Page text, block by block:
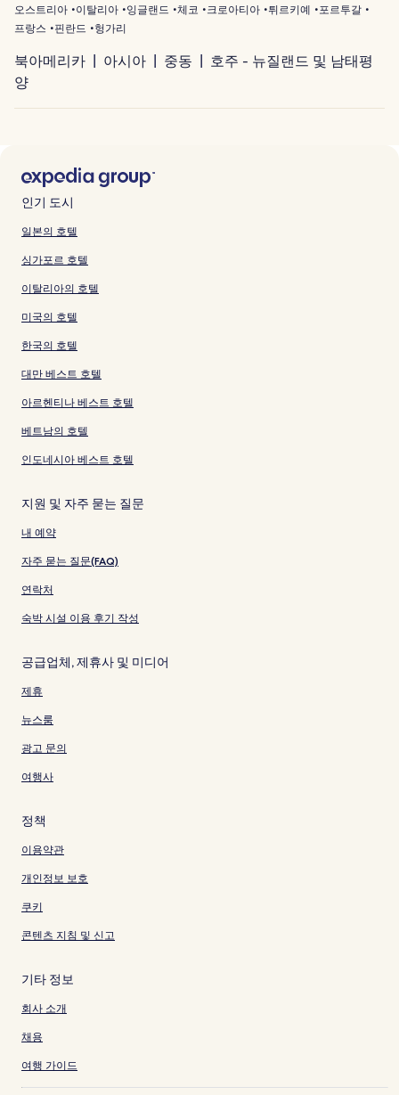
오스트리아
이탈리아 잉글랜드 체코 크로아티아 튀르키예
포르투갈
프랑스
핀란드 헝가리
북아메리카 아시아 중동
호주 - 뉴질랜드 및 남태평
양
인기 도시
일본의 호텔
싱가포르 호텔
이탈리아의 호텔
미국의 호텔
한국의 호텔
대만 베스트 호텔
아르헨티나 베스트 호텔
베트남의 호텔
인도네시아 베스트 호텔
지원 및 자주 묻는 질문
내 예약
자주 묻는 질문(FAQ)
연락처
숙박 시설 이용 후기 작성
공급업체, 제휴사 및 미디어
제휴
뉴스룸
광고 문의
여행사
정책
이용약관
개인정보 보호
쿠키
콘텐츠 지침 및 신고
기타 정보
회사 소개
채용
여행 가이드